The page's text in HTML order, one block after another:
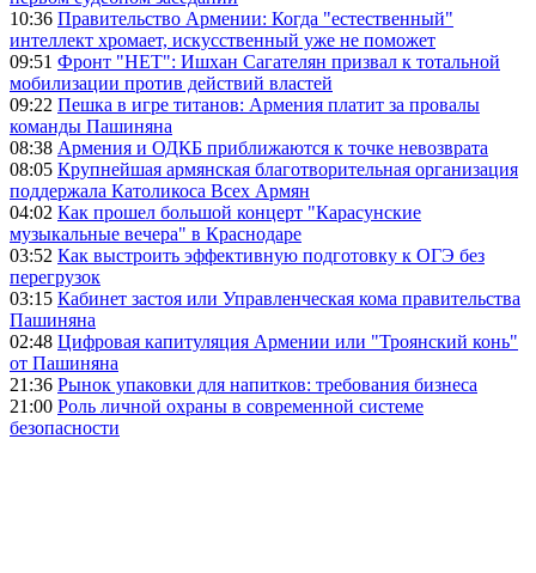
10:36 Правительство Армении: Когда "естественный"
интеллект хромает, искусственный уже не поможет
09:51 Фронт "НЕТ": Ишхан Сагателян призвал к тотальной
мобилизации против действий властей
09:22 Пешка в игре титанов: Армения платит за провалы
команды Пашиняна
08:38 Армения и ОДКБ приближаются к точке невозврата
08:05 Крупнейшая армянская благотворительная организация
поддержала Католикоса Всех Армян
04:02 Как прошел большой концерт "Карасунские
музыкальные вечера" в Краснодаре
03:52 Как выстроить эффективную подготовку к ОГЭ без
перегрузок
03:15 Кабинет застоя или Управленческая кома правительства
Пашиняна
02:48 Цифровая капитуляция Армении или "Троянский конь"
от Пашиняна
21:36 Рынок упаковки для напитков: требования бизнеса
21:00 Роль личной охраны в современной системе
безопасности